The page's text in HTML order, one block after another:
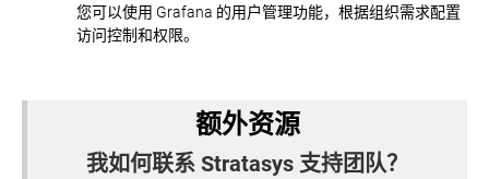
您可以使用 Grafana 的用户管理功能，根据组织需求配置
访问控制和权限。
额外资源
我如何联系 Stratasys 支持团队？